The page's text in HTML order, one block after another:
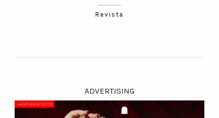
Revista
ADVERTISING